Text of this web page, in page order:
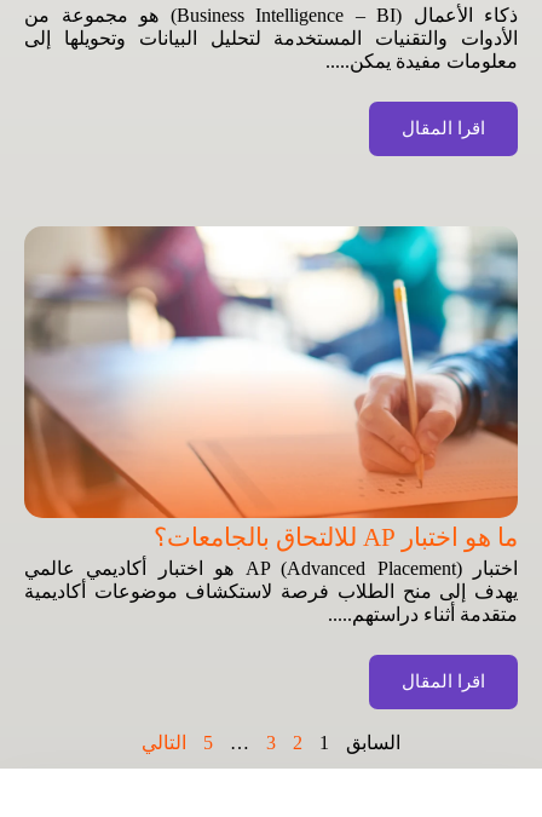
ذكاء الأعمال (Business Intelligence – BI) هو مجموعة من
الأدوات والتقنيات المستخدمة لتحليل البيانات وتحويلها إلى
معلومات مفيدة يمكن.....
اقرا المقال
ما هو اختبار AP للالتحاق بالجامعات؟
اختبار AP (Advanced Placement) هو اختبار أكاديمي عالمي
يهدف إلى منح الطلاب فرصة لاستكشاف موضوعات أكاديمية
متقدمة أثناء دراستهم.....
اقرا المقال
السابق 1
2
3
…
5 التالي